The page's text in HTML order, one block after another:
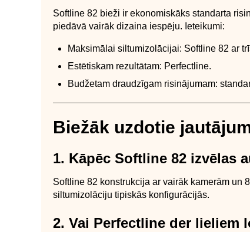
Softline 82 bieži ir ekonomiskāks standarta
piedāvā vairāk dizaina iespēju. Ieteikumi:
Maksimālai siltumizolācijai: Softline 82 ar
Estētiskam rezultātam: Perfectline.
Budžetam draudzīgam risinājumam:
Biežāk uzdotie
1. Kāpēc Softline 82 izvēlas
Softline 82 konstrukcija ar vairāk kamerām un
siltumizolāciju tipiskās konfigurācijās.
2. Vai Perfectline der lieliem